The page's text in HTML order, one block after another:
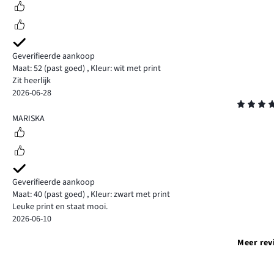
Geverifieerde aankoop
Maat: 52 (past goed) , Kleur: wit met print
Zit heerlijk
2026-06-28
4
MARISKA
Geverifieerde aankoop
Maat: 40 (past goed) , Kleur: zwart met print
Leuke print en staat mooi.
2026-06-10
Meer